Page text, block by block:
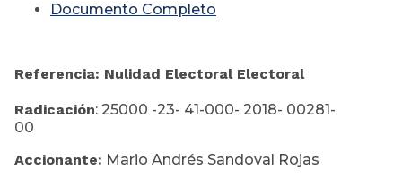
Documento Completo
Referencia: Nulidad Electoral Electoral
Radicación: 25000 -23- 41-000- 2018- 00281-
00
Accionante: Mario Andrés Sandoval Rojas